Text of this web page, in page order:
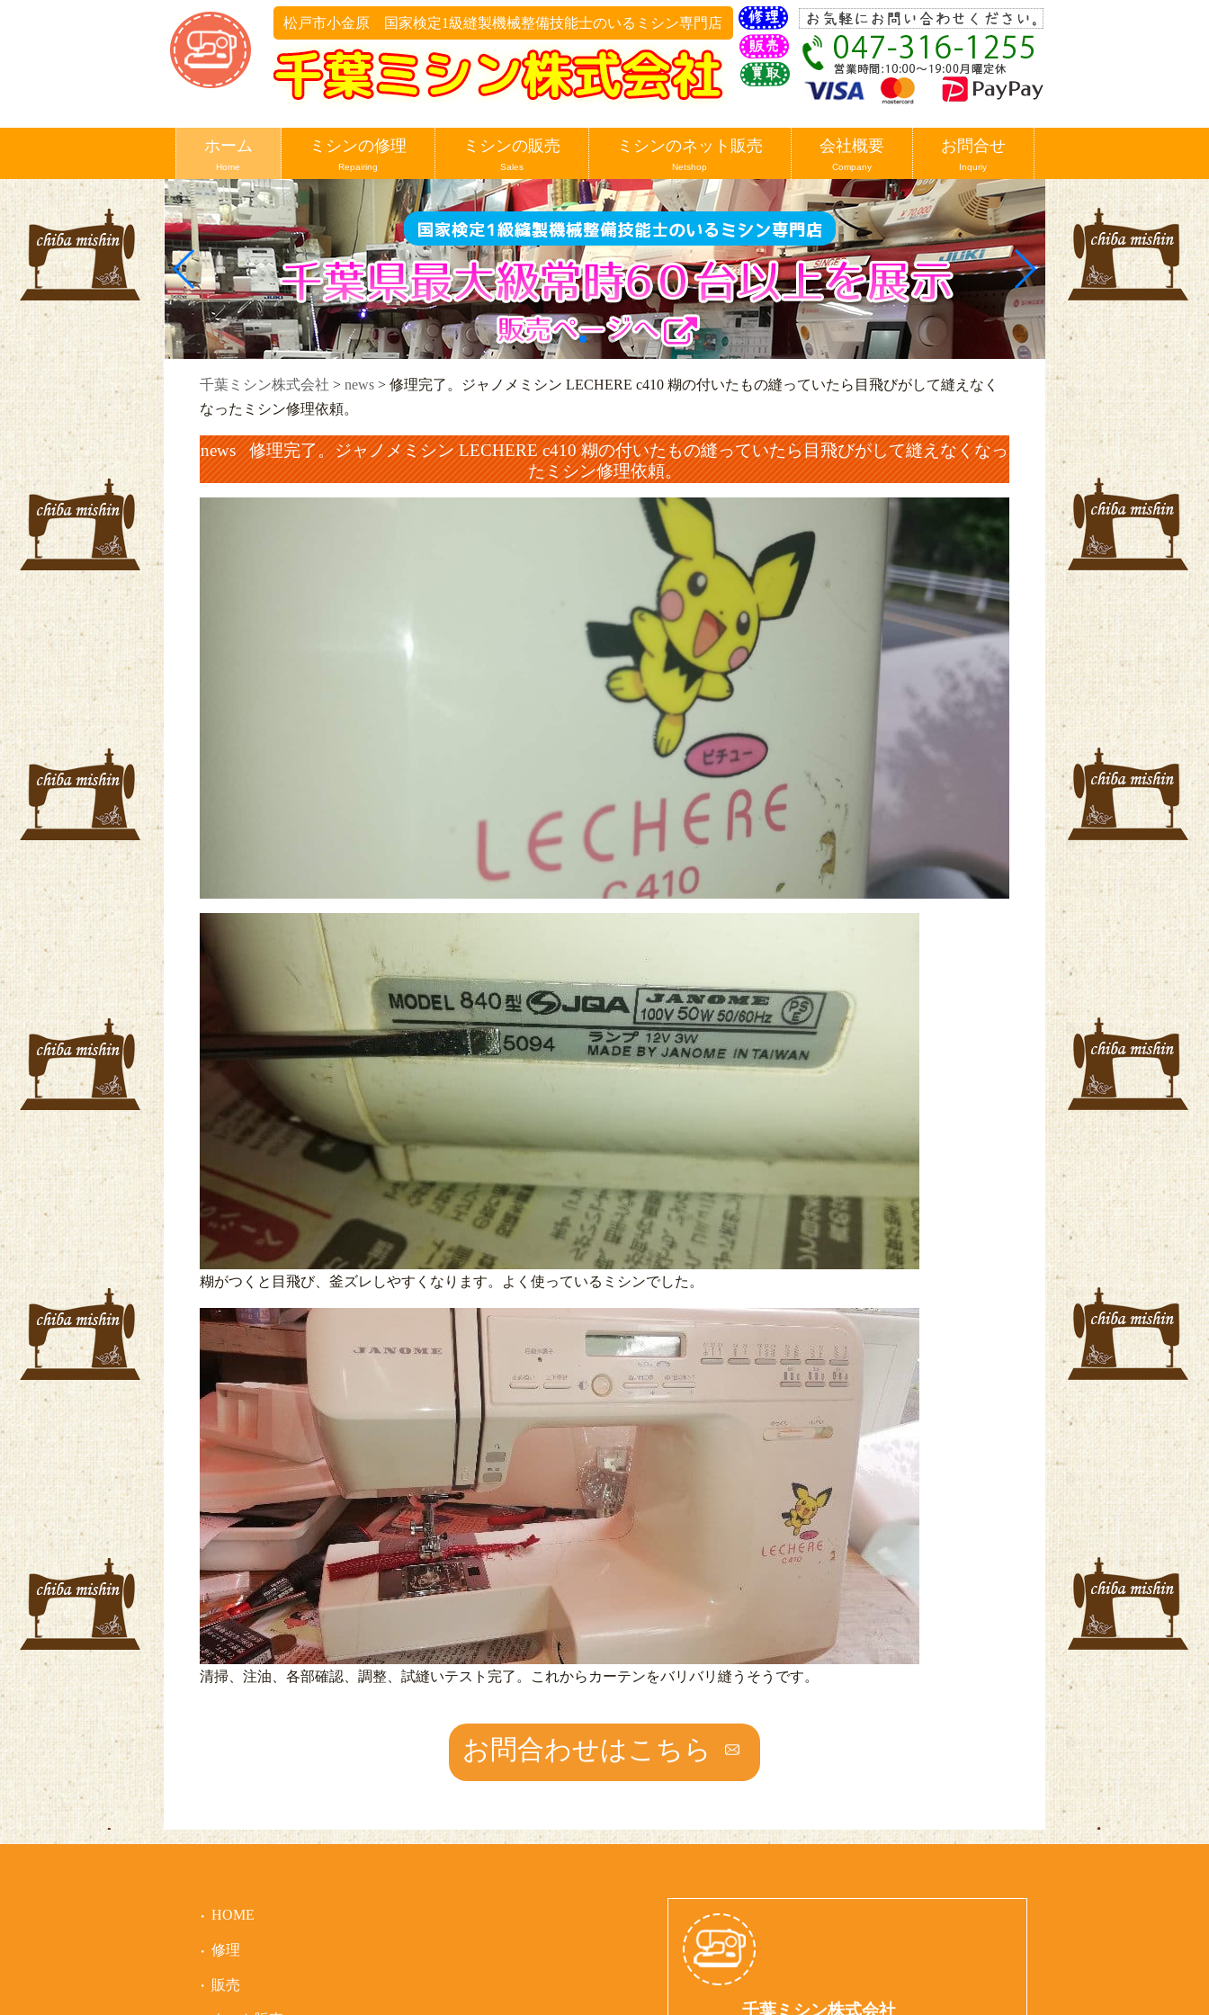
松戸市小金原 国家検定1級縫製機械整備技能士のいるミシン専門店
ホーム
Home
ミシンの修理
Repairing
ミシンの販売
Sales
ミシンのネット販売
Netshop
会社概要
Company
お問合せ
Inquriy
千葉ミシン株式会社 > news > 修理完了。ジャノメミシン LECHERE c410 糊の付いたもの縫っていたら目飛びがして縫えなく
なったミシン修理依頼。
news 修理完了。ジャノメミシン LECHERE c410 糊の付いたもの縫っていたら目飛びがして縫えなくなっ
たミシン修理依頼。
糊がつくと目飛び、釜ズレしやすくなります。よく使っているミシンでした。
清掃、注油、各部確認、調整、試縫いテスト完了。これからカーテンをバリバリ縫うそうです。
お問合わせはこちら
HOME
修理
販売
千葉ミシン株式会社